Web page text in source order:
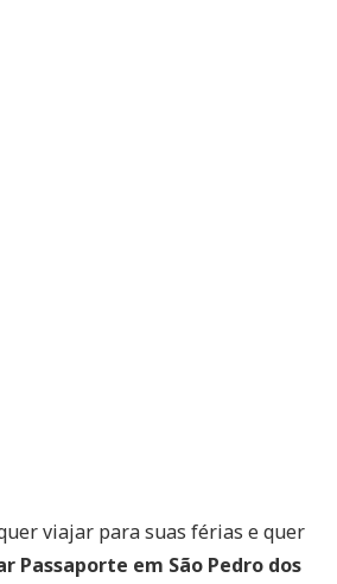
viajar para suas férias e quer
Passaporte em São Pedro dos